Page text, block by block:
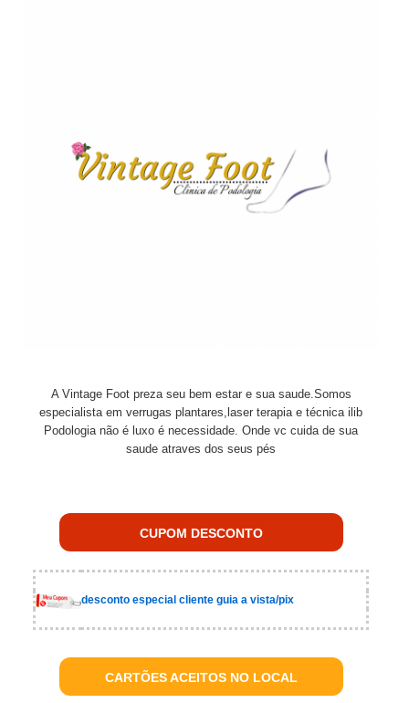
A Vintage Foot preza seu bem estar e sua saude.Somos
especialista em verrugas plantares,laser terapia e técnica ilib
Podologia não é luxo é necessidade. Onde vc cuida de sua
saude atraves dos seus pés
CUPOM DESCONTO
desconto especial cliente guia a vista/pix
CARTÕES ACEITOS NO LOCAL